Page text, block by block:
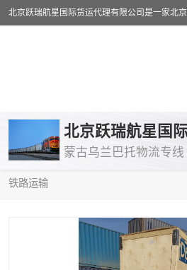
蒙古乌兰巴托物流专线
铁路运输
乌兰巴托物流专线
乌兰巴托公路运输
中欧班列
蒙古乌兰巴托双清包税
蒙古乌兰巴托空运专线